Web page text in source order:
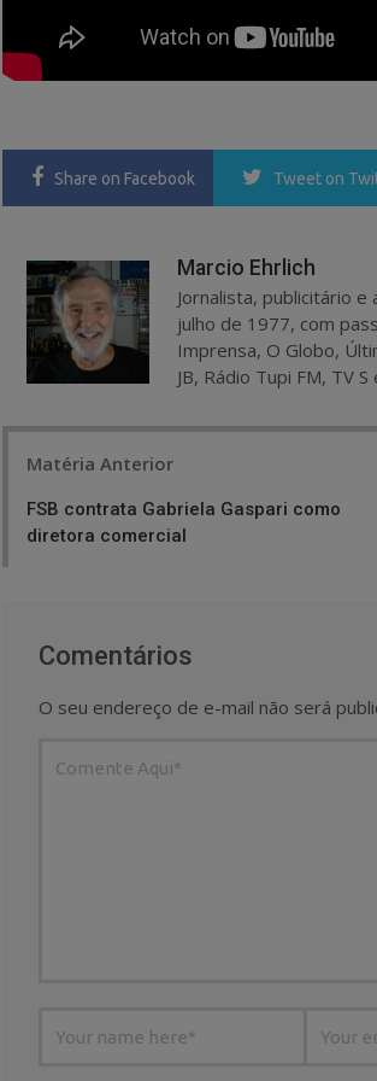
Share on Facebook Tweet on
Marcio Ehrlich
Jornalista, publicitário
julho de 1977, com
Imprensa, O Globo,
JB, Rádio Tupi FM, TV S
Matéria Anterior
FSB contrata Gabriela Gaspari como
diretora comercial
Comentários
O seu endereço de e-mail não será